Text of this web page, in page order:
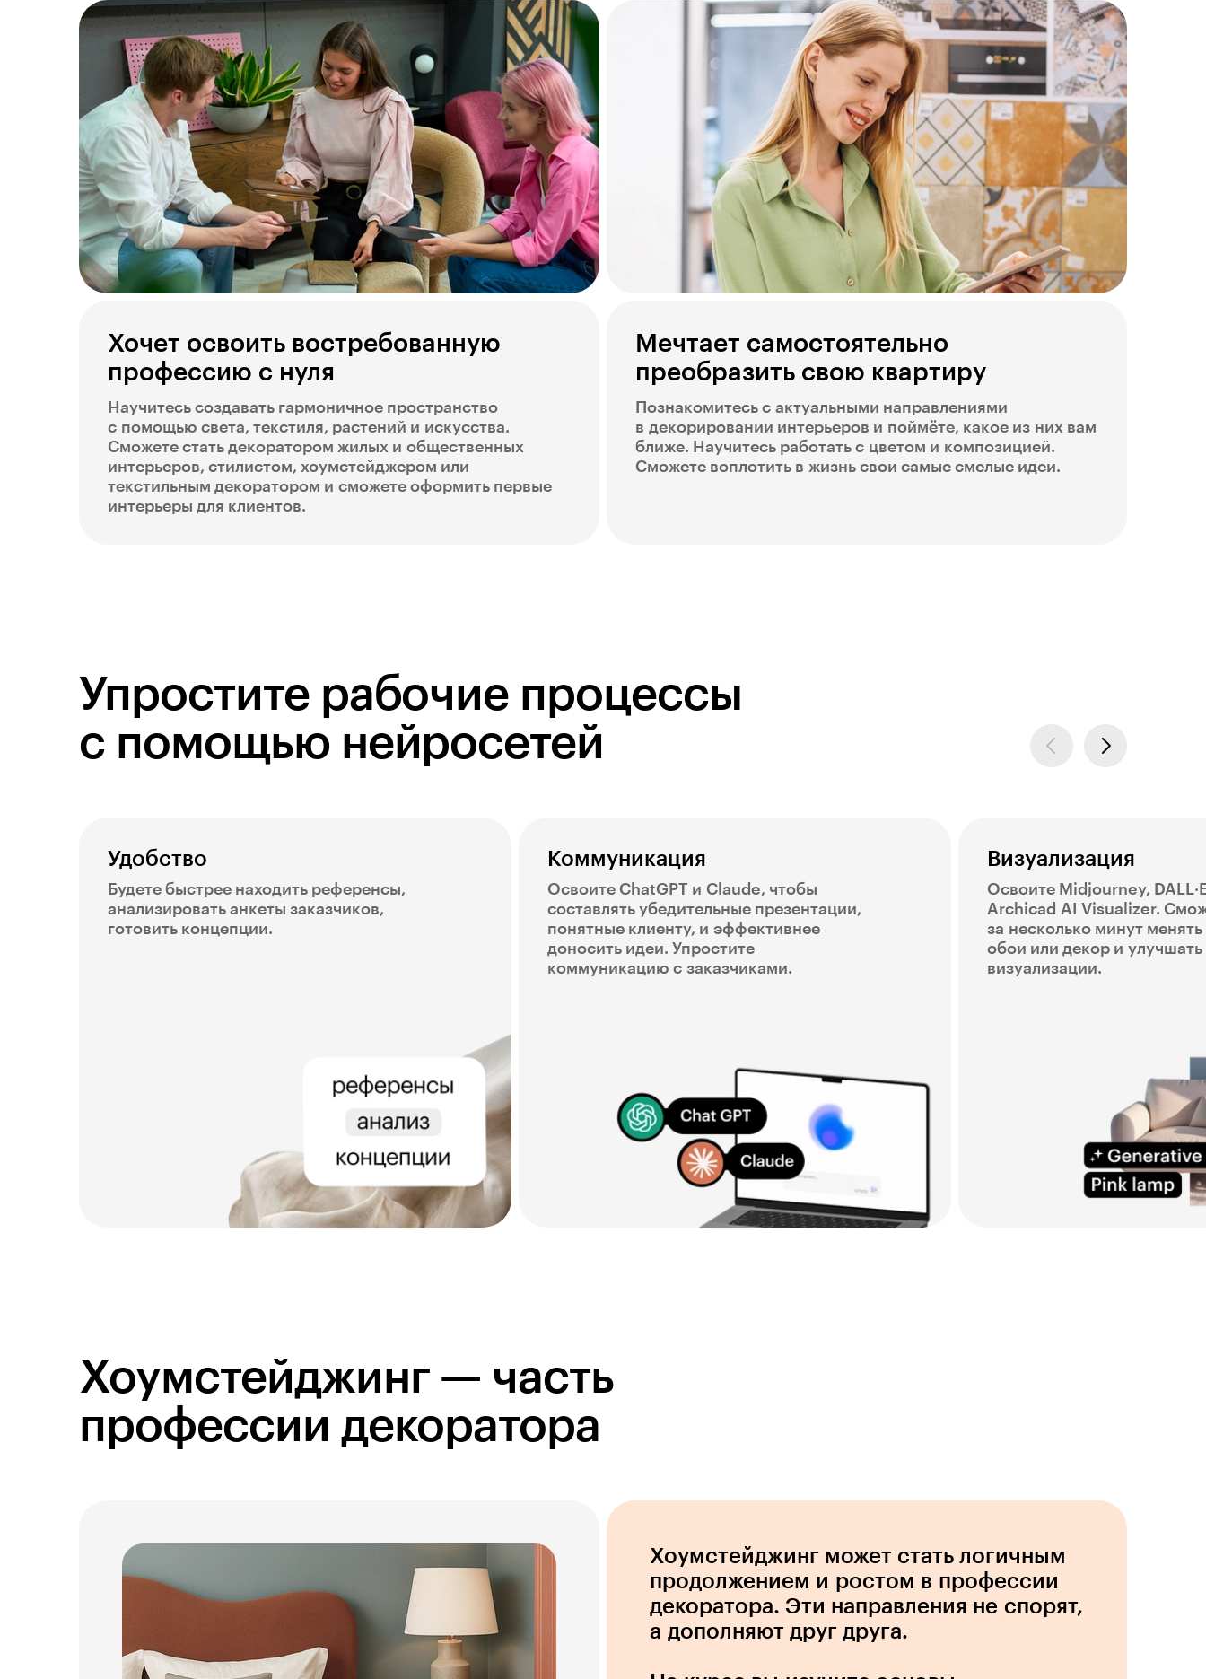
Хочет освоить востребованную
профессию с нуля
Научитесь создавать гармоничное пространство
с помощью света, текстиля, растений и искусства.
Сможете стать декоратором жилых и общественных
интерьеров, стилистом, хоумстейджером или
текстильным декоратором и сможете оформить первые
интерьеры для клиентов.
Мечтает самостоятельно
преобразить свою квартиру
Познакомитесь с актуальными направлениями
в декорировании интерьеров и поймёте, какое из них вам
ближе. Научитесь работать с цветом и композицией.
Сможете воплотить в жизнь свои самые смелые идеи.
Упростите рабочие процессы
с помощью нейросетей
Удобство
Будете быстрее находить референсы,
анализировать анкеты заказчиков,
готовить концепции.
Коммуникация
Освоите ChatGPT и Claude, чтобы
составлять убедительные презентации,
понятные клиенту, и эффективнее
доносить идеи. Упростите
коммуникацию с заказчиками.
Визуализация
Освоите Midjourney,
Archicad AI Visualizer.
за несколько минут менять
обои или декор и улучшать
визуализации.
Хоумстейджинг — часть
профессии декоратора
Хоумстейджинг может стать логичным
продолжением и ростом в профессии
декоратора. Эти направления не спорят,
а дополняют друг друга.